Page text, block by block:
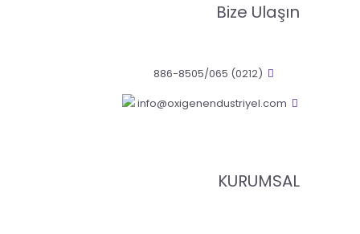
Bize Ulaşın
(0212) 886-8505/065
KURUMSAL